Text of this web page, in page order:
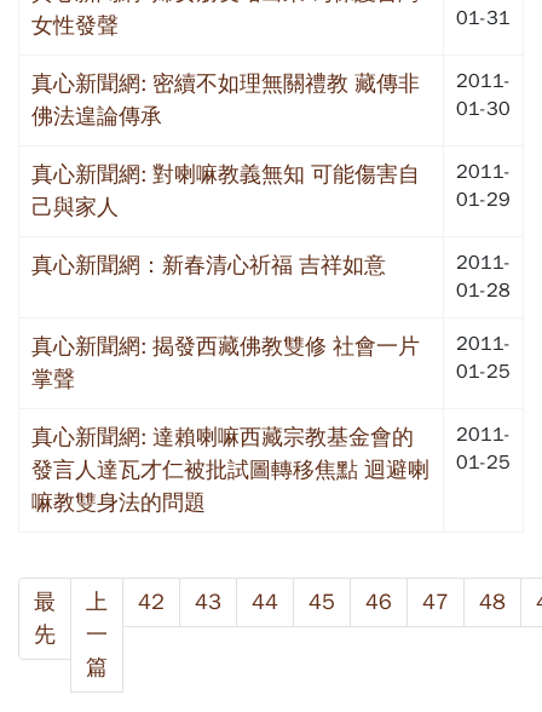
女性發聲
01-31
真心新聞網: 密續不如理無關禮教 藏傳非
佛法遑論傳承
2011-
01-30
真心新聞網: 對喇嘛教義無知 可能傷害自
己與家人
2011-
01-29
真心新聞網：新春清心祈福 吉祥如意
2011-
01-28
真心新聞網: 揭發西藏佛教雙修 社會一片
掌聲
2011-
01-25
真心新聞網: 達賴喇嘛西藏宗教基金會的
發言人達瓦才仁被批試圖轉移焦點 迴避喇
嘛教雙身法的問題
2011-
01-25
最
先
上
一
篇
42 43 44 45 46 47 48